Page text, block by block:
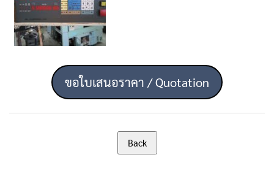
ขอใบเสนอราคา / Quotation